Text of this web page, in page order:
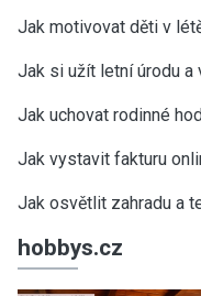
Jak motivovat děti v
Jak si užít letní úrodu
Jak uchovat rodinné
Jak vystavit fakturu
Jak osvětlit zahradu a
hobbys.cz